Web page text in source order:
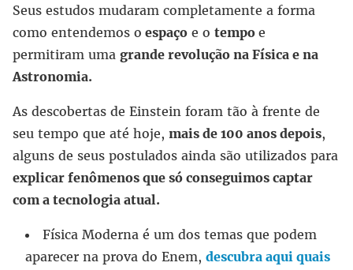
Seus estudos mudaram completamente a forma
como entendemos o espaço e o tempo e
permitiram uma grande revolução na Física e na
Astronomia.
As descobertas de Einstein foram tão à frente de
seu tempo que até hoje, mais de 100 anos depois,
alguns de seus postulados ainda são utilizados para
explicar fenômenos que só conseguimos captar
com a tecnologia atual.
Física Moderna é um dos temas que podem
aparecer na prova do Enem, descubra aqui quais